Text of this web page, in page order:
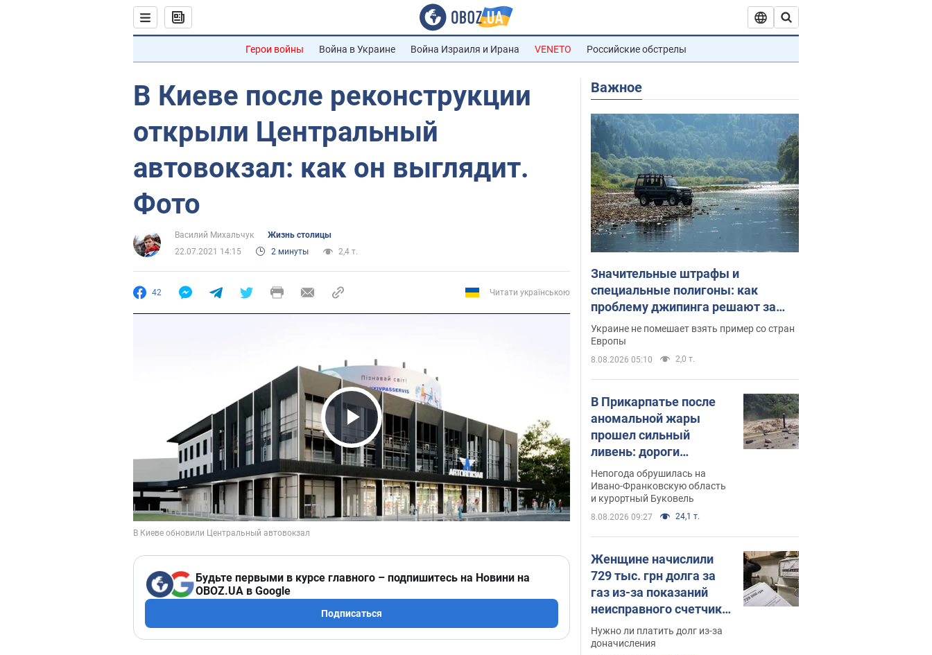
Герои войны Война в Украине Война Израиля и Ирана VENETO Российские обстрелы
В Киеве после реконструкции
открыли Центральный
автовокзал: как он выглядит.
Фото
Василий Михальчук
Жизнь столицы
22.07.2021 14:15
2 минуты 2,4 т.
42 Читати українською
Play Video
Будьте первыми в курсе главного – подпишитесь на Новини на
OBOZ.UA в Google
Подписаться
Важное
Значительные штрафы и
специальные полигоны: как
проблему джипинга решают за
границей
Украине не помешает взять пример со стран
Европы
8.08.2026 05:10 2,0 т.
В Прикарпатье после
аномальной жары
прошел сильный
ливень: дороги
превратились в реки.
Видео
Непогода обрушилась на
Ивано-Франковскую область
и курортный Буковель
8.08.2026 09:27 24,1 т.
Женщине начислили
729 тыс. грн долга за
газ из-за показаний
неисправного счетчика:
судья вынес
неожиданное решение
Нужно ли платить долг из-за
доначисления